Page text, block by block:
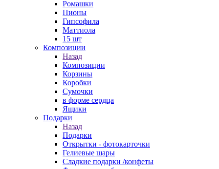
Ромашки
Пионы
Гипсофила
Маттиола
15 шт
Композиции
Назад
Композиции
Корзины
Коробки
Сумочки
в форме сердца
Ящики
Подарки
Назад
Подарки
Открытки - фотокарточки
Гелиевые шары
Сладкие подарки /конфеты